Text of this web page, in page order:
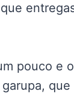
pouco e
que